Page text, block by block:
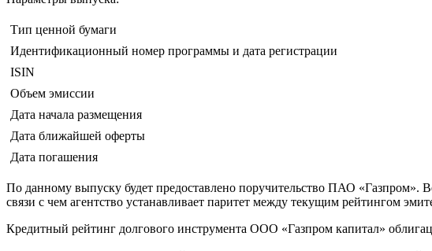
Тип ценной бумаги
Идентификационный номер программы и дата регистрации
ISIN
Объем эмиссии
Дата начала размещения
Дата ближайшей оферты
Дата погашения
По данному выпуску будет предоставлено поручительство ПАО «Газпром».
связи с чем агентство устанавливает паритет между текущим рейтингом
Кредитный рейтинг долгового инструмента ООО «Газпром капитал»